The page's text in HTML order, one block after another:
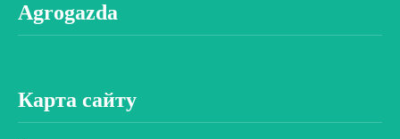
Agrogazda
Карта сайту